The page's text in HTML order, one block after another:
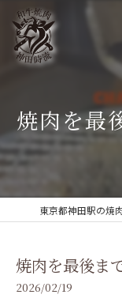
焼肉を最
焼肉を最後ま
2026/02/19